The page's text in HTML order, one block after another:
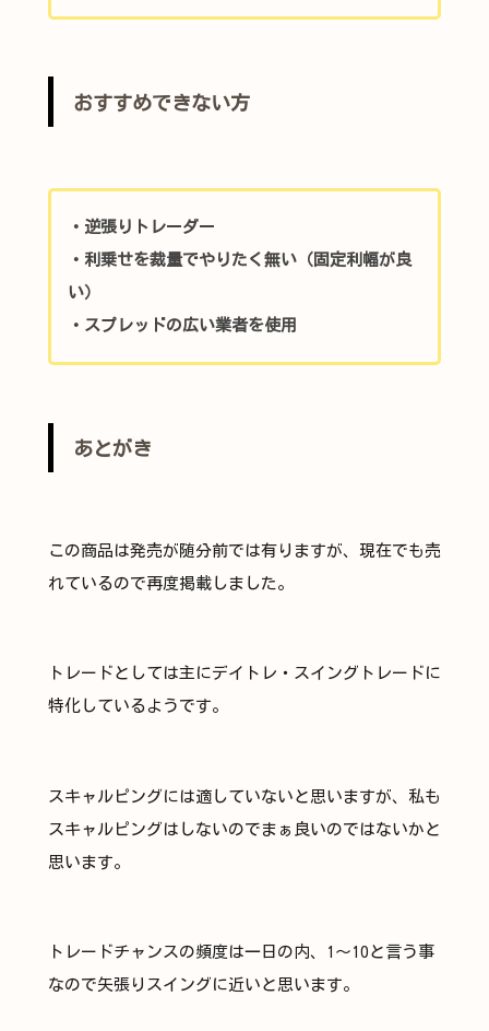
おすすめできない方
・逆張りトレーダー
・利乗せを裁量でやりたく無い（固定利幅が良
い）
・スプレッドの広い業者を使用
あとがき
この商品は発売が随分前では有りますが、現在でも売
れているので再度掲載しました。
トレードとしては主にデイトレ・スイングトレードに
特化しているようです。
スキャルピングには適していないと思いますが、私も
スキャルピングはしないのでまぁ良いのではないかと
思います。
トレードチャンスの頻度は一日の内、1～10と言う事
なので矢張りスイングに近いと思います。